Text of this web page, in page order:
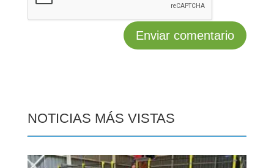
NOTICIAS MÁS VISTAS